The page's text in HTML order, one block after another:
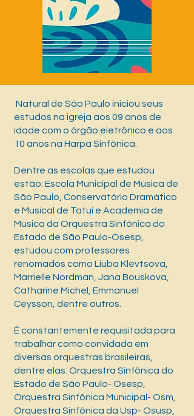
Natural de São Paulo iniciou seus
estudos na igreja aos 09 anos de
idade com o órgão eletrônico e aos
10 anos na Harpa Sinfônica.
Dentre as escolas que estudou
estão: Escola Municipal de Música de
São Paulo, Conservatório Dramático
e Musical de Tatuí e Academia de
Música da Orquestra Sinfônica do
Estado de São Paulo-Osesp,
estudou com professores
renomados como Liuba Klevtsova,
Marrielle Nordman, Jana Bouskova,
Catharine Michel, Emmanuel
Ceysson, dentre outros.
É constantemente requisitada para
trabalhar como convidada em
diversas orquestras brasileiras,
dentre elas: Orquestra Sinfônica do
Estado de São Paulo- Osesp,
Orquestra Sinfônica Municipal- Osm,
Orquestra Sinfônica da Usp- Osusp,